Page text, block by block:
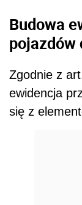
Budowa
pojazdów
Zgodnie z
ewidencja
się z